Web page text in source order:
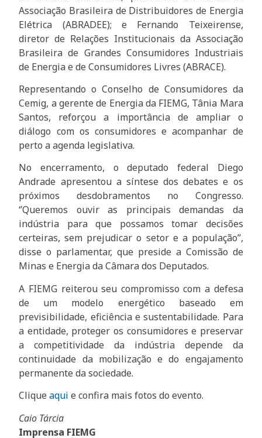
Associação Brasileira de Distribuidores de Energia
Elétrica (ABRADEE); e Fernando Teixeirense,
diretor de Relações Institucionais da Associação
Brasileira de Grandes Consumidores Industriais
de Energia e de Consumidores Livres (ABRACE).
Representando o Conselho de Consumidores da
Cemig, a gerente de Energia da FIEMG, Tânia Mara
Santos, reforçou a importância de ampliar o
diálogo com os consumidores e acompanhar de
perto a agenda legislativa.
No encerramento, o deputado federal Diego
Andrade apresentou a síntese dos debates e os
próximos desdobramentos no Congresso.
‘’Queremos ouvir as principais demandas da
indústria para que possamos tomar decisões
certeiras, sem prejudicar o setor e a população’’,
disse o parlamentar, que preside a Comissão de
Minas e Energia da Câmara dos Deputados.
A FIEMG reiterou seu compromisso com a defesa
de um modelo energético baseado em
previsibilidade, eficiência e sustentabilidade. Para
a entidade, proteger os consumidores e preservar
a competitividade da indústria depende da
continuidade da mobilização e do engajamento
permanente da sociedade.
Cliqueaqui e confira mais fotos do evento.
Caio Tárcia
Imprensa FIEMG